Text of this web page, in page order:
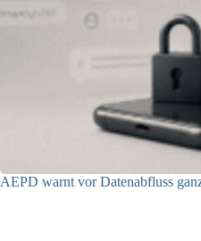
AEPD warnt vor Datenabfluss